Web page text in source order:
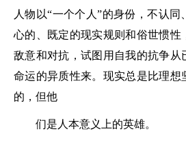
人物以“一个个人”的身份，不认
心的、既定的现实规则和俗世惯性
敌意和对抗，试图用自我的抗争从
命运的异质性来。现实总是比理想
的，但他
们是人本意义上的英雄。